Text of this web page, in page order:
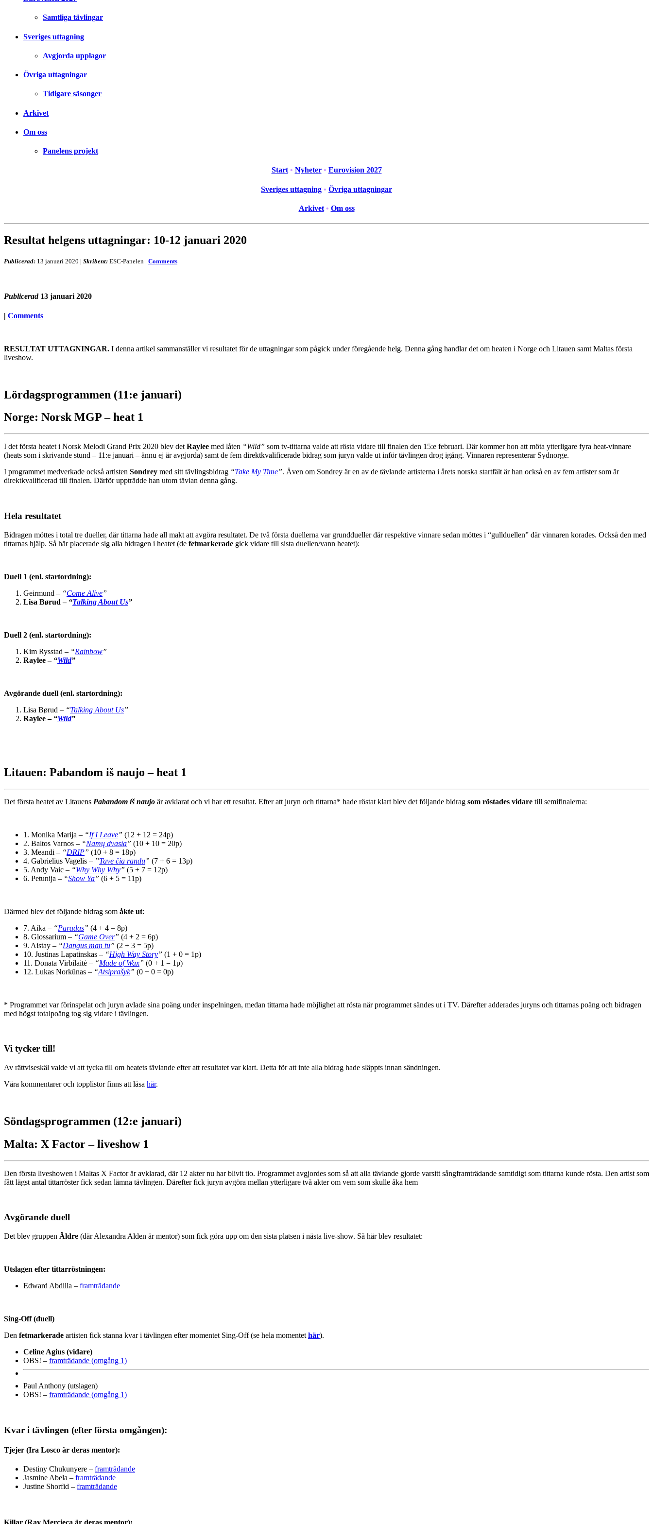
Samtliga tävlingar
Sveriges uttagning
Avgjorda upplagor
Övriga uttagningar
Tidigare säsonger
Arkivet
Om oss
Panelens projekt
Start • Nyheter • Eurovision 2027
Sveriges uttagning • Övriga uttagningar
Arkivet • Om oss
Resultat helgens uttagningar: 10-12 januari 2020
Publicerad: 13 januari 2020 | Skribent: ESC-Panelen | Comments
Publicerad 13 januari 2020
| Comments
RESULTAT UTTAGNINGAR. I denna artikel sammanställer vi resultatet för de uttagningar som pågick under föregående helg. Denna gång handlar det om heaten i Norge och Litauen samt Maltas första
liveshow.
Lördagsprogrammen (11:e januari)
Norge: Norsk MGP – heat 1
I det första heatet i Norsk Melodi Grand Prix 2020 blev det Raylee med låten “Wild” som tv-tittarna valde att rösta vidare till finalen den 15:e februari. Där kommer hon att möta ytterligare fyra heat-vinnare
(heats som i skrivande stund – 11:e januari – ännu ej är avgjorda) samt de fem direktkvalificerade bidrag som juryn valde ut inför tävlingen drog igång. Vinnaren representerar Sydnorge.
I programmet medverkade också artisten Sondrey med sitt tävlingsbidrag “Take My Time”. Även om Sondrey är en av de tävlande artisterna i årets norska startfält är han också en av fem artister som är
direktkvalificerad till finalen. Därför uppträdde han utom tävlan denna gång.
Hela resultatet
Bidragen möttes i total tre dueller, där tittarna hade all makt att avgöra resultatet. De två första duellerna var grunddueller där respektive vinnare sedan möttes i “gullduellen” där vinnaren korades. Också den med
tittarnas hjälp. Så här placerade sig alla bidragen i heatet (de fetmarkerade gick vidare till sista duellen/vann heatet):
Duell 1 (enl. startordning):
Geirmund – “Come Alive”
Lisa Børud – “Talking About Us”
Duell 2 (enl. startordning):
Kim Rysstad – “Rainbow”
Raylee – “Wild”
Avgörande duell (enl. startordning):
Lisa Børud – “Talking About Us”
Raylee – “Wild”
Litauen: Pabandom iš naujo – heat 1
Det första heatet av Litauens Pabandom iš naujo är avklarat och vi har ett resultat. Efter att juryn och tittarna* hade röstat klart blev det följande bidrag som röstades vidare till semifinalerna:
1. Monika Marija – “If I Leave” (12 + 12 = 24p)
2. Baltos Varnos – “Namų dvasia” (10 + 10 = 20p)
3. Meandi – “DRIP” (10 + 8 = 18p)
4. Gabrielius Vagelis – ”Tave čia randu” (7 + 6 = 13p)
5. Andy Vaic – “Why Why Why” (5 + 7 = 12p)
6. Petunija – “Show Ya” (6 + 5 = 11p)
Därmed blev det följande bidrag som åkte ut:
7. Aika – “Paradas” (4 + 4 = 8p)
8. Glossarium – “Game Over” (4 + 2 = 6p)
9. Aistay – “Dangus man tu” (2 + 3 = 5p)
10. Justinas Lapatinskas – “High Way Story” (1 + 0 = 1p)
11. Donata Virbilaitė – “Made of Wax” (0 + 1 = 1p)
12. Lukas Norkūnas – “Atsiprašyk” (0 + 0 = 0p)
* Programmet var förinspelat och juryn avlade sina poäng under inspelningen, medan tittarna hade möjlighet att rösta när programmet sändes ut i TV. Därefter adderades juryns och tittarnas poäng och bidragen
med högst totalpoäng tog sig vidare i tävlingen.
Vi tycker till!
Av rättviseskäl valde vi att tycka till om heatets tävlande efter att resultatet var klart. Detta för att inte alla bidrag hade släppts innan sändningen.
Våra kommentarer och topplistor finns att läsa här.
Söndagsprogrammen (12:e januari)
Malta: X Factor – liveshow 1
Den första liveshowen i Maltas X Factor är avklarad, där 12 akter nu har blivit tio. Programmet avgjordes som så att alla tävlande gjorde varsitt sångframträdande samtidigt som tittarna kunde rösta. Den artist som
fått lägst antal tittarröster fick sedan lämna tävlingen. Därefter fick juryn avgöra mellan ytterligare två akter om vem som skulle åka hem
Avgörande duell
Det blev gruppen Äldre (där Alexandra Alden är mentor) som fick göra upp om den sista platsen i nästa live-show. Så här blev resultatet:
Utslagen efter tittarröstningen:
Edward Abdilla – framträdande
Sing-Off (duell)
Den fetmarkerade artisten fick stanna kvar i tävlingen efter momentet Sing-Off (se hela momentet här).
Celine Agius (vidare)
OBS! – framträdande (omgång 1)
Paul Anthony (utslagen)
OBS! – framträdande (omgång 1)
Kvar i tävlingen (efter första omgången):
Tjejer (Ira Losco är deras mentor):
Destiny Chukunyere – framträdande
Jasmine Abela – framträdande
Justine Shorfid – framträdande
Killar (Ray Mercieca är deras mentor):